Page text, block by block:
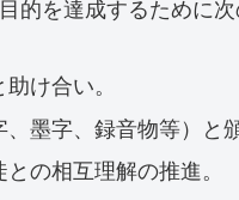
を達成するために次
け合い。
墨字、録音物等）と
の相互理解の推進。